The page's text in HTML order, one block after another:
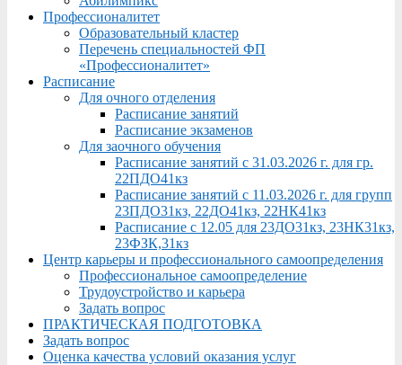
Профессионалитет
Образовательный кластер
Перечень специальностей ФП
«Профессионалитет»
Расписание
Для очного отделения
Расписание занятий
Расписание экзаменов
Для заочного обучения
Расписание занятий с 31.03.2026 г. для гр.
22ПДО41кз
Расписание занятий с 11.03.2026 г. для групп
23ПДО31кз, 22ДО41кз, 22НК41кз
Расписание с 12.05 для 23ДО31кз, 23НК31кз,
23ФЗК,31кз
Центр карьеры и профессионального самоопределения
Профессиональное самоопределение
Трудоустройство и карьера
Задать вопрос
ПРАКТИЧЕСКАЯ ПОДГОТОВКА
Задать вопрос
Оценка качества условий оказания услуг